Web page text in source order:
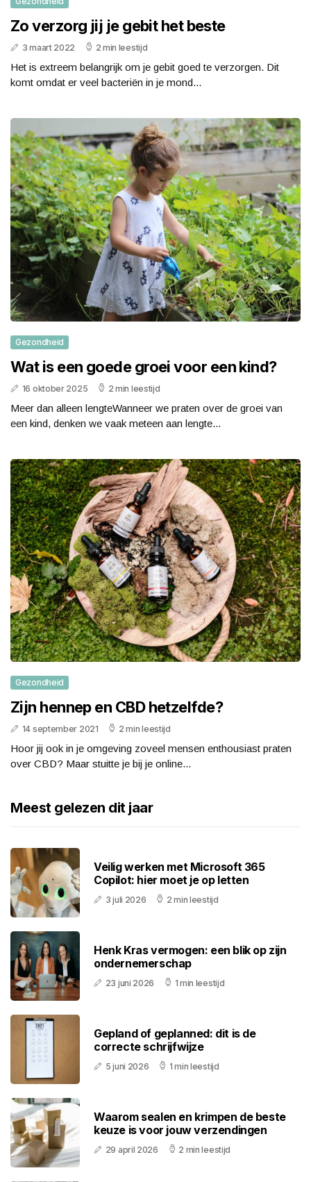
Zo verzorg jij je gebit het beste
3 maart 2022 2 min leestijd
Het is extreem belangrijk om je gebit goed te verzorgen. Dit
komt omdat er veel bacteriën in je mond...
Gezondheid
Wat is een goede groei voor een kind?
16 oktober 2025 2 min leestijd
Meer dan alleen lengteWanneer we praten over de groei van
een kind, denken we vaak meteen aan lengte...
Gezondheid
Zijn hennep en CBD hetzelfde?
14 september 2021 2 min leestijd
Hoor jij ook in je omgeving zoveel mensen enthousiast praten
over CBD? Maar stuitte je bij je online...
Meest gelezen dit jaar
Veilig werken met Microsoft 365
Copilot: hier moet je op letten
3 juli 2026 2 min leestijd
Henk Kras vermogen: een blik op zijn
ondernemerschap
23 juni 2026 1 min leestijd
Gepland of geplanned: dit is de
correcte schrijfwijze
5 juni 2026 1 min leestijd
Waarom sealen en krimpen de beste
keuze is voor jouw verzendingen
29 april 2026 2 min leestijd